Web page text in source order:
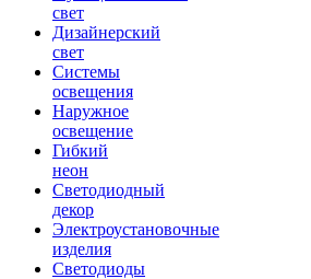
свет
Дизайнерский
свет
Системы
освещения
Наружное
освещение
Гибкий
неон
Светодиодный
декор
Электроустановочные
изделия
Светодиоды